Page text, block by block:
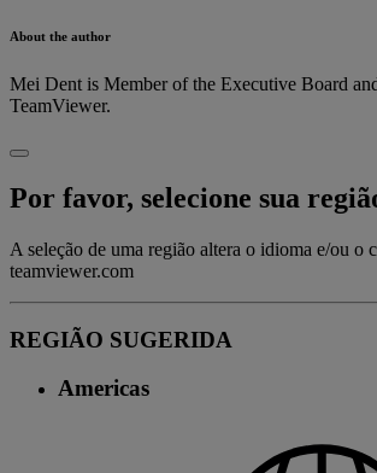
About the author
Mei Dent is Member of the Executive Board
TeamViewer.
Por favor, selecione sua
A seleção de uma região altera o idioma e/ou o
teamviewer.com
REGIÃO SUGERIDA
Americas